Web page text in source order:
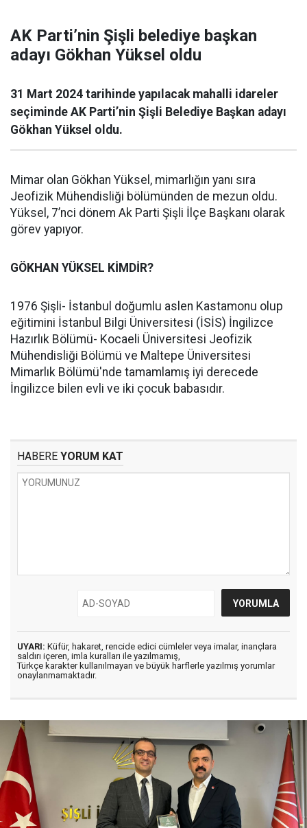
AK Parti’nin Şişli belediye başkan
adayı Gökhan Yüksel oldu
31 Mart 2024 tarihinde yapılacak mahalli idareler
seçiminde AK Parti’nin Şişli Belediye Başkan adayı
Gökhan Yüksel oldu.
Mimar olan Gökhan Yüksel, mimarlığın yanı sıra
Jeofizik Mühendisliği bölümünden de mezun oldu.
Yüksel, 7’nci dönem Ak Parti Şişli İlçe Başkanı olarak
görev yapıyor.
GÖKHAN YÜKSEL KİMDİR?
1976 Şişli- İstanbul doğumlu aslen Kastamonu olup
eğitimini İstanbul Bilgi Üniversitesi (İSİS) İngilizce
Hazırlık Bölümü- Kocaeli Üniversitesi Jeofizik
Mühendisliği Bölümü ve Maltepe Üniversitesi
Mimarlık Bölümü'nde tamamlamış iyi derecede
İngilizce bilen evli ve iki çocuk babasıdır.
HABERE YORUM KAT
UYARI: Küfür, hakaret, rencide edici cümleler veya imalar, inançlara
saldırı içeren, imla kuralları ile yazılmamış,
Türkçe karakter kullanılmayan ve büyük harflerle yazılmış yorumlar
onaylanmamaktadır.